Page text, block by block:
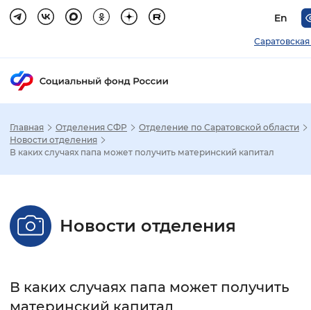
En
Настройка режима отображения
Стандартный Увеличенный
Без засечек
Главная Отделения СФР
Отделение по Саратовской области
Новости отделения
В каких случаях папа может получить материнский капитал
Новости отделения
В каких случаях папа может получить